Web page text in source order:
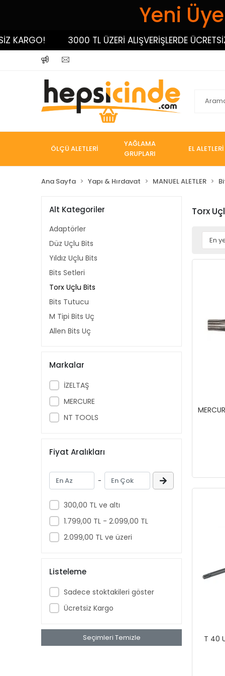
Yeni
3000 TL ÜZERİ ALIŞVERİŞLERDE ÜCRETSİZ
ÖLÇÜ ALETLERİ
YAĞLAMA
GRUPLARI
EL ALETLERİ
Ana Sayfa Yapı & Hırdavat MANUEL ALETLER
Alt Kategoriler
Adaptörler
Düz Uçlu Bits
Yıldız Uçlu Bits
Bits Setleri
Torx Uçlu Bits
Bits Tutucu
M Tipi Bits Uç
Allen Bits Uç
Markalar
İZELTAŞ
MERCURE
NT TOOLS
Fiyat Aralıkları
-
300,00 TL ve altı
1.799,00 TL - 2.099,00 TL
2.099,00 TL ve üzeri
Listeleme
Sadece stoktakileri göster
Ücretsiz Kargo
Seçimleri Temizle
Torx
T 40